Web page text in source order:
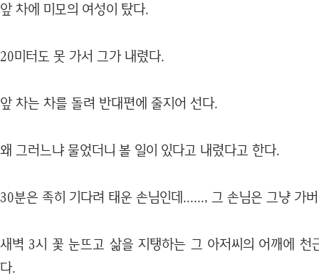
앞 차에 미모의 여성이 탔다.
20미터도 못 가서 그가 내렸다.
앞 차는 차를 돌려 반대편에 줄지어 선다.
왜 그러느냐 물었더니 볼 일이 있다고 내렸다고 한다.
30분은 족히 기다려 태운 손님인데......, 그 손님은 그냥 가
새벽 3시 꽃 눈뜨고 삶을 지탱하는 그 아저씨의 어깨에 천
다.